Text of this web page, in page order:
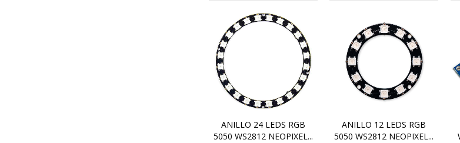
ANILLO 24 LEDS RGB
5050 WS2812 NEOPIXEL...
ANILLO 12 LEDS RGB
5050 WS2812 NEOPIXEL...